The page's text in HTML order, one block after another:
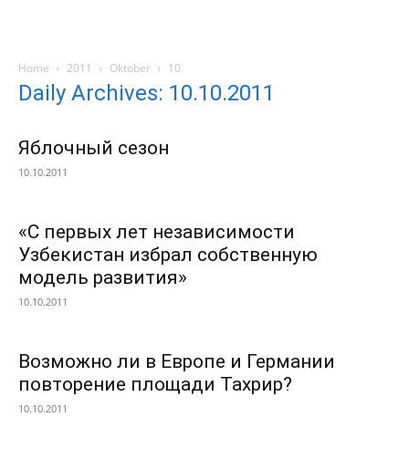
Home 2011 Oktober 10
Daily Archives: 10.10.2011
Яблочный сезон
10.10.2011
«С первых лет независимости
Узбекистан избрал собственную
модель развития»
10.10.2011
Возможно ли в Европе и Германии
повторение площади Тахрир?
10.10.2011